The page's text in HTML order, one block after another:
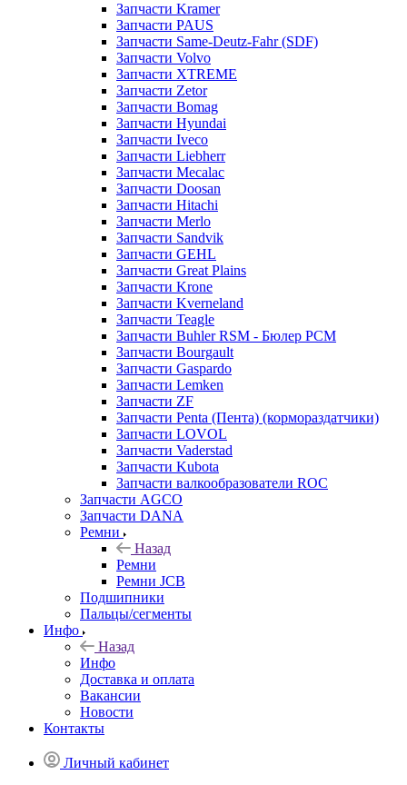
Запчасти Kramer
Запчасти PAUS
Запчасти Same-Deutz-Fahr (SDF)
Запчасти Volvo
Запчасти XTREME
Запчасти Zetor
Запчасти Bomag
Запчасти Hyundai
Запчасти Iveco
Запчасти Liebherr
Запчасти Mecalac
Запчасти Doosan
Запчасти Hitachi
Запчасти Merlo
Запчасти Sandvik
Запчасти GEHL
Запчасти Great Plains
Запчасти Krone
Запчасти Kverneland
Запчасти Teagle
Запчасти Buhler RSM - Бюлер РСМ
Запчасти Bourgault
Запчасти Gaspardo
Запчасти Lemken
Запчасти ZF
Запчасти Penta (Пента) (кормораздатчики)
Запчасти LOVOL
Запчасти Vaderstad
Запчасти Kubota
Запчасти валкообразователи ROC
Запчасти AGCO
Запчасти DANA
Ремни
Назад
Ремни
Ремни JCB
Подшипники
Пальцы/сегменты
Инфо
Назад
Инфо
Доставка и оплата
Вакансии
Новости
Контакты
Личный кабинет